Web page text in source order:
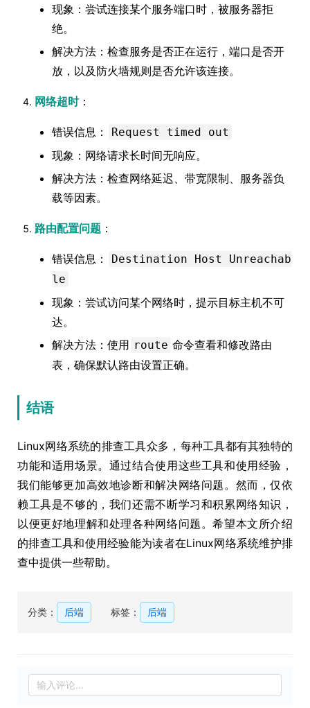
现象：尝试连接某个服务端口时，被服务器拒
绝。
解决方法：检查服务是否正在运行，端口是否开
放，以及防火墙规则是否允许该连接。
网络超时：
错误信息： Request timed out
现象：网络请求长时间无响应。
解决方法：检查网络延迟、带宽限制、服务器负
载等因素。
路由配置问题 ：
错误信息：
Destination Host Unreachab
le
现象：尝试访问某个网络时，提示目标主机不可
达。
解决方法：使用 route 命令查看和修改路由
表，确保默认路由设置正确。
结语
Linux网络系统的排查工具众多，每种工具都有其独特的
功能和适用场景。通过结合使用这些工具和使用经验，
我们能够更加高效地诊断和解决网络问题。然而，仅依
赖工具是不够的，我们还需不断学习和积累网络知识，
以便更好地理解和处理各种网络问题。希望本文所介绍
的排查工具和使用经验能为读者在Linux网络系统维护排
查中提供一些帮助。
分类： 后端 标签： 后端